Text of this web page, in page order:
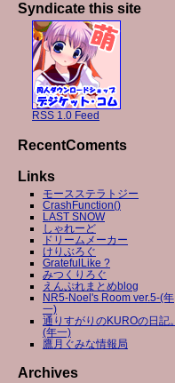
Syndicate this site
RSS 1.0 Feed
RecentComents
Links
モースステラトジー
CrashFunction()
LAST SNOW
しゃれーど
ドリームメーカー
けりぶろぐ
GratefulLike ?
みつくりろぐ
えんぷれまとめblog
NR5-Noel's Room ver.5-(年
一)
通りすがりのKUROの日記。
(年一)
鷹月ぐみな情報局
Archives